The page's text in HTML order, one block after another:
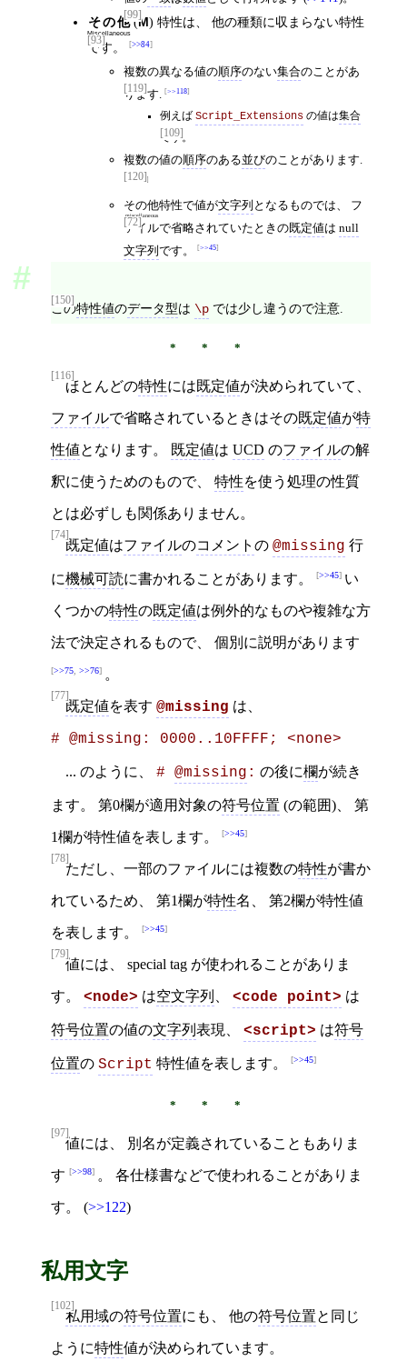
[99]
[93]
その他
Miscellaneous
(M) 特性は、 他の種類に収まらない特性
です。
>>84
[119]
複数の異なる値の順序のない集合のことがあ
ります.
>>118
[109]
例えば Script_Extensions の値は集合
です。
[120]
複数の値の順序のある並びのことがあります.
>>118
[72]
その他
miscellaneous
特性で値が文字列 となるものでは、 フ
ァイルで省略されていたときの既定値は null
文字列 です。 >>45
[150]
この特性値のデータ型は \p では少し違うので注意.
[116]
ほとんどの特性には既定値が決められていて、
ファイルで省略されているときはその既定値が特
性値となります。 既定値は UCD のファイルの解
釈に使うためのもので、 特性を使う処理の性質
とは必ずしも関係ありません。
[74]
既定値はファイルのコメント の @missing 行
に機械可読に書かれることがあります。 >>45 い
くつかの特性の既定値は例外的なものや複雑な方
法で決定されるもので、 個別に説明があります
>>75, >>76 。
[77]
既定値を表す @missing は、
# @missing: 0000..10FFFF; <none>
... のように、 # @missing : の後に欄が続き
ます。 第0欄が適用対象の符号位置 (の範囲)、 第
1欄が特性値を表します。 >>45
[78]
ただし、一部のファイルには複数の特性が書か
れているため、 第1欄が特性名、 第2欄が特性値
を表します。 >>45
[79]
値には、 special tag が使われることがありま
す。 <node> は空文字列 、 <code point> は
符号位置の値の文字列 表現、 <script> は符号
位置の Script 特性値を表します。 >>45
[97]
値には、 別名が定義されていることもありま
す >>98 。 各仕様書などで使われることがありま
す。 (>>122)
私用文字
[102]
私用域の符号位置にも、 他の符号位置と同じ
ように特性値が決められています。